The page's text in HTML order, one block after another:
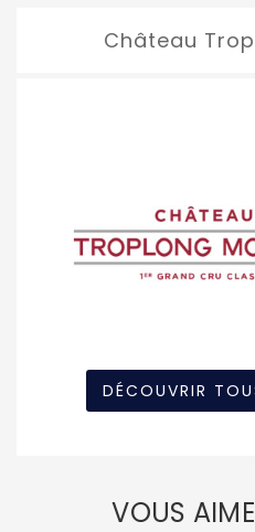
Château
DÉCOUVRIR
VOUS